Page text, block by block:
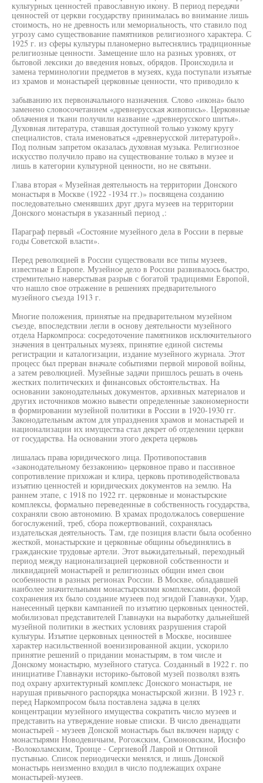
культурных ценностей православную икону. В период передачи
ценностей от церкви государству принималась во внимание лишь
стоимость, но не древность или мемориальность, что ставило под
угрозу само существование памятников религиозного характера. С
1925 г. из сферы культуры планомерно вытеснялись традиционные
религиозные ценности. Замещение шло на разных уровнях, от
бытовой лексики до введения новых, обрядов. Происходила и
замена терминологии предметов в музеях, куда поступали изъятые
из храмов и монастырей церковные ценности, что приводило к
забыванию их первоначального назначения. Слово «икона» было
заменено словосочетанием «древнерусская живопись». Церковные
облачения и ткани получили название «древнерусского шитья».
Духовная литература, ставшая доступной только узкому кругу
специалистов, стала именоваться «древнерусской литературой».
Под полным запретом оказалась духовная музыка. Религиозное
искусство получило право на существование только в музее и
лишь в категории культурной ценности, но не святыни.
Глава вторая « Музейная деятельность на территории Донского
монастыря в Москве (1922 -1934 гг.)» посвящена созданию
последовательно сменявших друг друга музеев на территории
Донского монастыря в указанный период ,:
Параграф первый «Состояние музейного дела в России в первые
годы Советской власти».
Перед революцией в России существовали все типы музеев,
известные в Европе. Музейное дело в России развивалось быстро,
стремительно наверстывая разрыв с богатой традициями Европой,
что нашло свое отражение в решениях предварительного
музейного съезда 1913 г.
Многие положения, принятые на предварительном музейном
съезде, впоследствии легли в основу деятельности музейного
отдела Наркомпроса: сосредоточение памятников исключительного
значения в центральных музеях, принятие единой системы
регистрации и каталогизации, издание музейного журнала. Этот
процесс был прерван вначале событиями первой мировой войны,
а затем революцией. Музейные задачи пришлось решать в очень
жестких политических и финансовых обстоятельствах. На
основании законодательных документов, архивных материалов и
других источников можно вывести определенные закономерности
в формировании музейной политики в России в 1920-1930 гг.
Законодательным актом для упразднения храмов и монастырей и
национализации их имущества стал декрет об отделении церкви
от государства. На основании этого декрета церковь
лишалась права юридического лица. Противопоставив
«законодательному беззаконию» церковное право и пассивное
сопротивление прихожан и клира, церковь противодействовала
изъятию ценностей и юридических документов на землю. На
раннем этапе, с 1918 по 1922 гг. церковные и монастырские
комплексы, формально переведенные в собственность государства,
сохраняли свою автономию. В храмах продолжалось совершение
богослужений, треб, сбора пожертвований, сохранялась
издательская деятельность. Там, где позиция власти была особенно
жесткой, монастырские и церковные общины объединялись в
гражданские трудовые артели. Этот выжидательный, переходный
период между национализацией церковной собственности и
ликвидацией монастырей и религиозных общин имел свои
особенности в разных регионах России. В Москве, обладавшей
наиболее значительными монастырскими комплексами, формой
сохранения их было создание музеев под эгидой Главнауки, Удар,
нанесенный церкви кампанией по изъятию церковных ценностей,
мобилизовал представителей Главнауки на выработку дальнейшей
музейной политики в жестких условиях разрушения старой
культуры. Изъятие церковных ценностей в Москве, носившее
характер насильственной военизированной акции, ускорило
принятие решений о придании монастырям, в том числе и
Донскому монастырю, музейного статуса. Созданный в 1922 г. по
инициативе Главнауки историко-бытовой музей позволял взять
под охрану архитектурный комплекс Донского монастыря, не
нарушая привычного распорядка монастырской жизни. В 1923 г.
перед Наркомпросом была поставлена задача в целях
концентрации музейного имущества сократить число музеев и
представить на утверждение новые списки. В число двенадцати
монастырей - музеев Донской монастырь был включен наряду с
монастырями Новодевичьим, Рогожским, Симоновским, Иосифо
-Волоколамским, Троице - СергиевоЙ Лаврой и Оптиной
пустынью. Список периодически менялся, и лишь Донской
монастырь неизменно входил в число подлежащих охране
монастырей-музеев.